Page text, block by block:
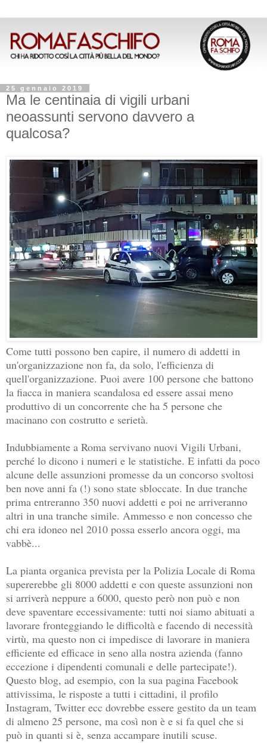
25 gennaio 2019
Ma le centinaia di vigili urbani
neoassunti servono davvero a
qualcosa?
Come tutti possono ben capire, il numero di addetti in
un'organizzazione non fa, da solo, l'efficienza di
quell'organizzazione. Puoi avere 100 persone che battono
la fiacca in maniera scandalosa ed essere assai meno
produttivo di un concorrente che ha 5 persone che
macinano con costrutto e serietà.
Indubbiamente a Roma servivano nuovi Vigili Urbani,
perché lo dicono i numeri e le statistiche. E infatti da poco
alcune delle assunzioni promesse da un concorso svoltosi
ben nove anni fa (!) sono state sbloccate. In due tranche
prima entreranno 350 nuovi addetti e poi ne arriveranno
altri in una tranche simile. Ammesso e non concesso che
chi era idoneo nel 2010 possa esserlo ancora oggi, ma
vabbè...
La pianta organica prevista per la Polizia Locale di Roma
supererebbe gli 8000 addetti e con queste assunzioni non
si arriverà neppure a 6000, questo però non può e non
deve spaventare eccessivamente: tutti noi siamo abituati a
lavorare fronteggiando le difficoltà e facendo di necessità
virtù, ma questo non ci impedisce di lavorare in maniera
efficiente ed efficace in seno alla nostra azienda (fanno
eccezione i dipendenti comunali e delle partecipate!).
Questo blog, ad esempio, con la sua pagina Facebook
attivissima, le risposte a tutti i cittadini, il profilo
Instagram, Twitter ecc dovrebbe essere gestito da un team
di almeno 25 persone, ma così non è e si fa quel che si
può in quanti si è, senza accampare inutili scuse.